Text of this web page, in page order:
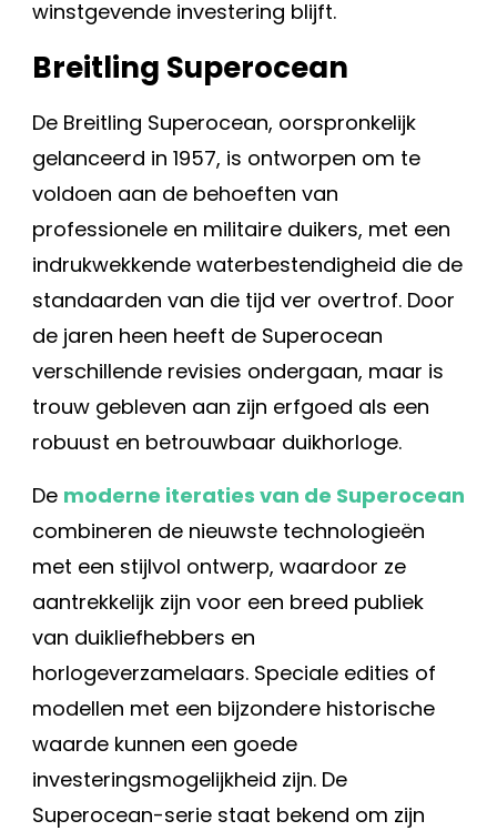
winstgevende investering blijft.
Breitling Superocean
De Breitling Superocean, oorspronkelijk
gelanceerd in 1957, is ontworpen om te
voldoen aan de behoeften van
professionele en militaire duikers, met een
indrukwekkende waterbestendigheid die de
standaarden van die tijd ver overtrof. Door
de jaren heen heeft de Superocean
verschillende revisies ondergaan, maar is
trouw gebleven aan zijn erfgoed als een
robuust en betrouwbaar duikhorloge.
De moderne iteraties van de Superocean
combineren de nieuwste technologieën
met een stijlvol ontwerp, waardoor ze
aantrekkelijk zijn voor een breed publiek
van duikliefhebbers en
horlogeverzamelaars. Speciale edities of
modellen met een bijzondere historische
waarde kunnen een goede
investeringsmogelijkheid zijn. De
Superocean-serie staat bekend om zijn